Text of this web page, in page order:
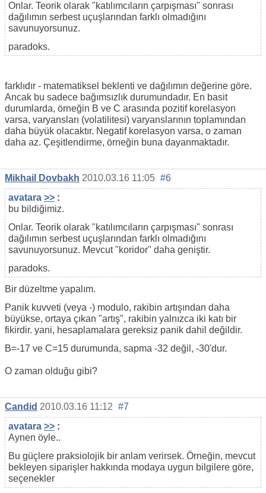
Onlar. Teorik olarak "katılımcıların çarpışması" sonrası
dağılımın serbest uçuşlarından farklı olmadığını
savunuyorsunuz.
paradoks.
farklıdır - matematiksel beklenti ve dağılımın değerine göre.
Ancak bu sadece bağımsızlık durumundadır. En basit
durumlarda, örneğin B ve C arasında pozitif korelasyon
varsa, varyansları (volatilitesi) varyanslarının toplamından
daha büyük olacaktır. Negatif korelasyon varsa, o zaman
daha az. Çeşitlendirme, örneğin buna dayanmaktadır.
Mikhail Dovbakh 2010.03.16 11:05 #6
avatara >> :
bu bildiğimiz.
Onlar. Teorik olarak "katılımcıların çarpışması" sonrası
dağılımın serbest uçuşlarından farklı olmadığını
savunuyorsunuz. Mevcut "koridor" daha geniştir.
paradoks.
Bir düzeltme yapalım.
Panik kuvveti (veya -) modulo, rakibin artışından daha
büyükse, ortaya çıkan "artış", rakibin yalnızca iki katı bir
fikirdir. yani, hesaplamalara gereksiz panik dahil değildir.
B=-17 ve C=15 durumunda, sapma -32 değil, -30'dur.
O zaman olduğu gibi?
Candid 2010.03.16 11:12 #7
avatara >> :
Aynen öyle..
Bu güçlere praksiolojik bir anlam verirsek. Örneğin, mevcut
bekleyen siparişler hakkında modaya uygun bilgilere göre,
seçenekler